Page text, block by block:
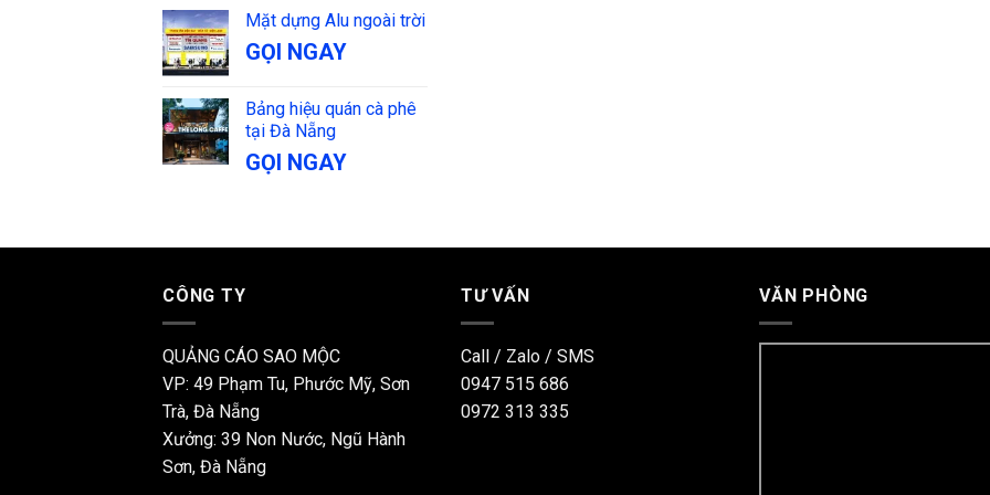
Mặt dựng Alu ngoài trời
GỌI NGAY
Bảng hiệu quán cà phê
tại Đà Nẵng
GỌI NGAY
CÔNG TY
QUẢNG CÁO SAO MỘC
VP: 49 Phạm Tu, Phước Mỹ, Sơn
Trà, Đà Nẵng
Xưởng: 39 Non Nước, Ngũ Hành
Sơn, Đà Nẵng
TƯ VẤN
Call / Zalo / SMS
0947 515 686
0972 313 335
VĂN PHÒNG